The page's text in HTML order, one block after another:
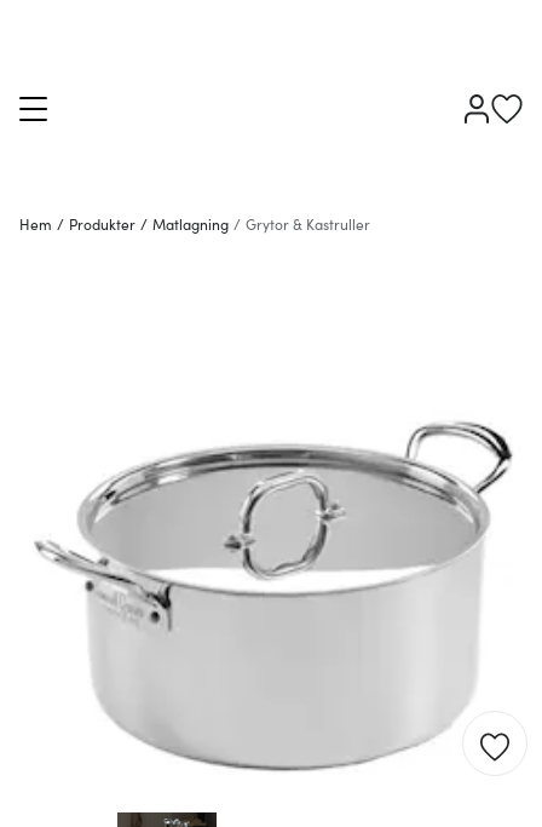
Hem / Produkter / Matlagning / Grytor & Kastruller